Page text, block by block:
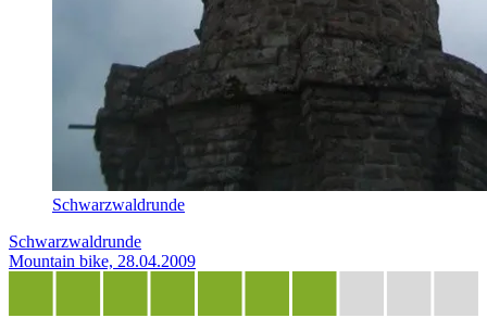
Schwarzwaldrunde
Schwarzwaldrunde
Mountain bike, 28.04.2009